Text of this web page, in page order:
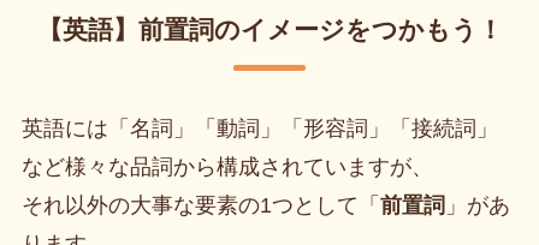
【英語】前置詞のイメージをつかもう！
英語には「名詞」「動詞」「形容詞」「接続詞」
など様々な品詞から構成されていますが、
それ以外の大事な要素の1つとして「 前置詞 」があ